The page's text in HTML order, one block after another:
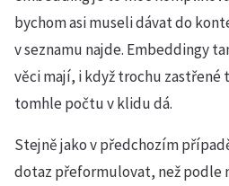
bychom asi museli dávat do
v seznamu najde. Embeddingy
věci mají, i když trochu zastřené
tomhle počtu v klidu dá.
Stejně jako v předchozím
dotaz přeformulovat, než podle